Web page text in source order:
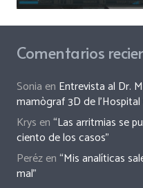
Comentarios
Sonia en Entrevista al Dr.
mamògraf 3D de
Krys en“Las arritmias se
ciento de los casos”
Perézen“Mis analíticas
mal”